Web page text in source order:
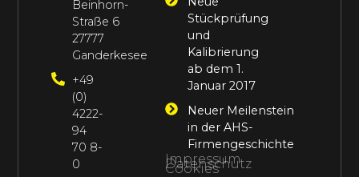
Stückprüfung
und
Kalibrierung
ab dem 1.
Januar 2017
Neuer Meilenstein
in der AHS-
Firmengeschichte
Impressum
Datenschutz
Cookies
Beinhorn-
Straße 6
27777
Ganderkesee
+49
(0)
4222-
94
70 8-
0